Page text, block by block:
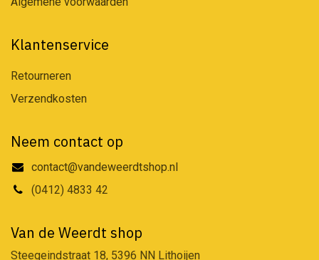
Klantenservice
Retourneren
Verzendkosten
Neem contact op
contact@vandeweerdtshop.nl
(0412) 4833 42
Van de Weerdt shop
Steegeindstraat 18, 5396 NN Lithoijen